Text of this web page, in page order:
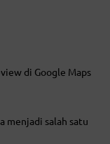
di Google Maps
menjadi salah satu